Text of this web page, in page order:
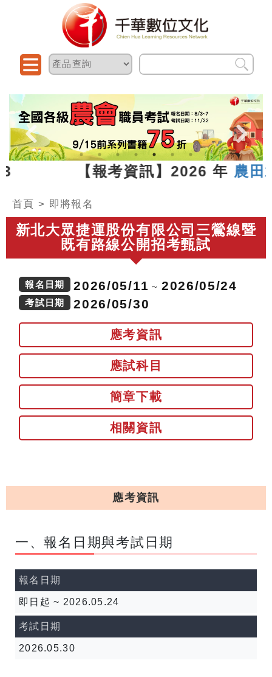
【報考資訊】2026 年農田水
首頁 > 即將報名
新北大眾捷運股份有限公司三鶯線暨
既有路線公開招考甄試
報名日期 2026/05/11 ~ 2026/05/24
考試日期 2026/05/30
應考資訊
應試科目
簡章下載
相關資訊
應考資訊
一、報名日期與考試日期
報名日期
即日起 ~ 2026.05.24
考試日期
2026.05.30